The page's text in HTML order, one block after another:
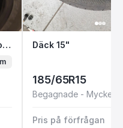
Volvo S60
Dubbade vinterdäck till Volvo S60 Däck 15"
Däck 15"
185/65R15
Begagnade - Mycket
Pris på förfrågan